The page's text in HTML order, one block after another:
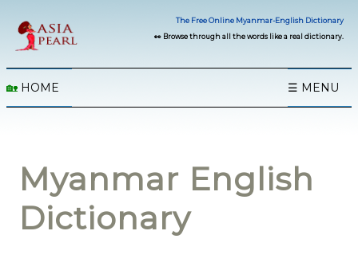
The Free Online Myanmar-English Dictionary
👀 Browse through all the words like a real dictionary.
🏡 HOME ☰ MENU
Myanmar English
Dictionary